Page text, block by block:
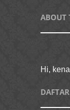
ABOUT
Hi,